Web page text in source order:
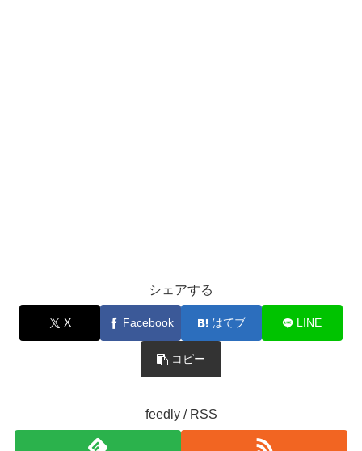
シェアする
X Facebook はてブ LINE
コピー
feedly / RSS